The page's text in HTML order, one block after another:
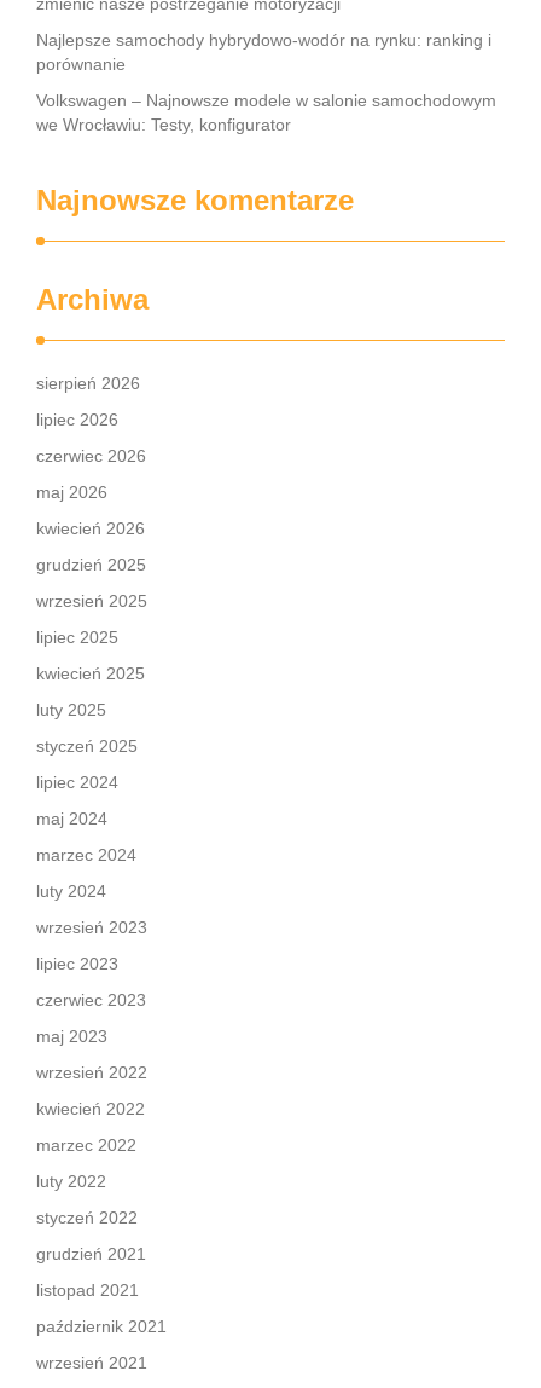
Najlepsze samochody hybrydowo-wodór na rynku: ranking i
porównanie
Volkswagen – Najnowsze modele w salonie samochodowym
we Wrocławiu: Testy, konfigurator
Najnowsze komentarze
Archiwa
sierpień 2026
lipiec 2026
czerwiec 2026
maj 2026
kwiecień 2026
grudzień 2025
wrzesień 2025
lipiec 2025
kwiecień 2025
luty 2025
styczeń 2025
lipiec 2024
maj 2024
marzec 2024
luty 2024
wrzesień 2023
lipiec 2023
czerwiec 2023
maj 2023
wrzesień 2022
kwiecień 2022
marzec 2022
luty 2022
styczeń 2022
grudzień 2021
listopad 2021
październik 2021
wrzesień 2021